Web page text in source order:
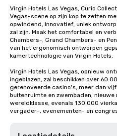
Virgin Hotels Las Vegas, Curio
Vegas-scene op zijn kop te zetten
opwindend, innovatief, uniek
zal zijn. Maak het comfortabel en
Chambers-, Grand Chambers- en
van het ergonomisch ontworpen
kamertechnologie van Virgin Hotels.
Virgin Hotels Las Vegas, opnieuw
ingeblazen, zal beschikken over
gerenoveerde casino's, meer dan
buitenruimte en zwembaden,
wereldklasse, evenals 130.000
vergader-, evenementen- en